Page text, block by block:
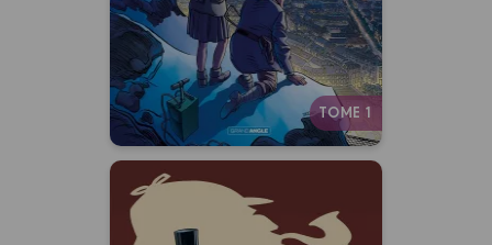
TOME 1
L’histoire d’une ville fière et
courageuse qui a payé le prix
fort de son insurrection.